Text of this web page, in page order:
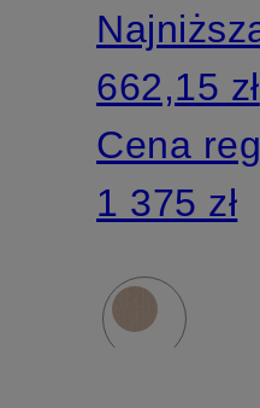
i
662,15 zł
Cena
1 375 zł